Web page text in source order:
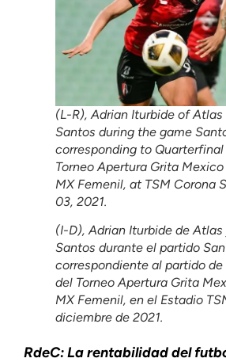
(L-R), Adrian Iturbide of
Santos during the game
corresponding to
Torneo Apertura Grita
MX Femenil, at TSM Corona
03, 2021.
(I-D), Adrian Iturbide de Atlas
Santos durante el partido
correspondiente al partido
del Torneo Apertura Grita
MX Femenil, en el Estadio
diciembre de 2021.
RdeC: La rentabilidad del